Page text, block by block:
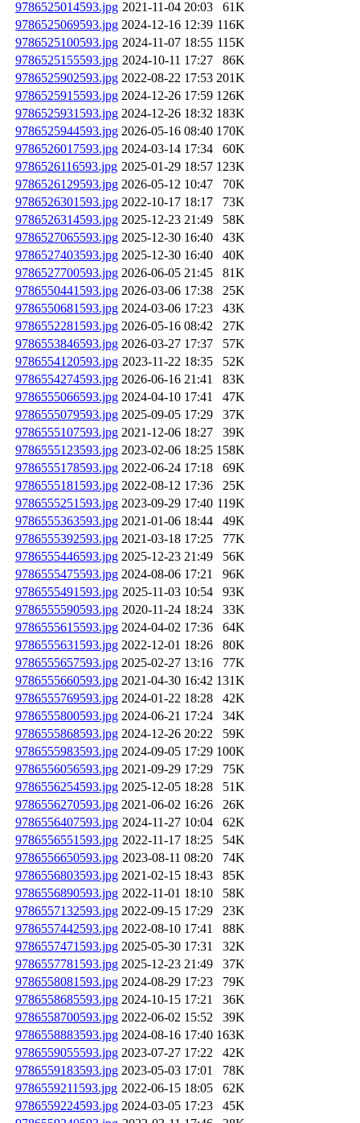
9786525014593.jpg 2021-11-04 20:03
61K
9786525069593.jpg 2024-12-16 12:39 116K
9786525100593.jpg 2024-11-07 18:55 115K
9786525155593.jpg 2024-10-11 17:27
86K
9786525902593.jpg 2022-08-22 17:53 201K
9786525915593.jpg 2024-12-26 17:59 126K
9786525931593.jpg 2024-12-26 18:32 183K
9786525944593.jpg 2026-05-16 08:40 170K
9786526017593.jpg 2024-03-14 17:34
60K
9786526116593.jpg 2025-01-29 18:57 123K
9786526129593.jpg 2026-05-12 10:47
70K
9786526301593.jpg 2022-10-17 18:17
73K
9786526314593.jpg 2025-12-23 21:49
58K
9786527065593.jpg 2025-12-30 16:40
43K
9786527403593.jpg 2025-12-30 16:40
40K
9786527700593.jpg 2026-06-05 21:45
81K
9786550441593.jpg 2026-03-06 17:38
25K
9786550681593.jpg 2024-03-06 17:23
43K
9786552281593.jpg 2026-05-16 08:42
27K
9786553846593.jpg 2026-03-27 17:37
57K
9786554120593.jpg 2023-11-22 18:35
52K
9786554274593.jpg 2026-06-16 21:41
83K
9786555066593.jpg 2024-04-10 17:41
47K
9786555079593.jpg 2025-09-05 17:29
37K
9786555107593.jpg 2021-12-06 18:27
39K
9786555123593.jpg 2023-02-06 18:25 158K
9786555178593.jpg 2022-06-24 17:18
69K
9786555181593.jpg 2022-08-12 17:36
25K
9786555251593.jpg 2023-09-29 17:40 119K
9786555363593.jpg 2021-01-06 18:44
49K
9786555392593.jpg 2021-03-18 17:25
77K
9786555446593.jpg 2025-12-23 21:49
56K
9786555475593.jpg 2024-08-06 17:21
96K
9786555491593.jpg 2025-11-03 10:54
93K
9786555590593.jpg 2020-11-24 18:24
33K
9786555615593.jpg 2024-04-02 17:36
64K
9786555631593.jpg 2022-12-01 18:26
80K
9786555657593.jpg 2025-02-27 13:16
77K
9786555660593.jpg 2021-04-30 16:42 131K
9786555769593.jpg 2024-01-22 18:28
42K
9786555800593.jpg 2024-06-21 17:24
34K
9786555868593.jpg 2024-12-26 20:22
59K
9786555983593.jpg 2024-09-05 17:29 100K
9786556056593.jpg 2021-09-29 17:29
75K
9786556254593.jpg 2025-12-05 18:28
51K
9786556270593.jpg 2021-06-02 16:26
26K
9786556407593.jpg 2024-11-27 10:04
62K
9786556551593.jpg 2022-11-17 18:25
54K
9786556650593.jpg 2023-08-11 08:20
74K
9786556803593.jpg 2021-02-15 18:43
85K
9786556890593.jpg 2022-11-01 18:10
58K
9786557132593.jpg 2022-09-15 17:29
23K
9786557442593.jpg 2022-08-10 17:41
88K
9786557471593.jpg 2025-05-30 17:31
32K
9786557781593.jpg 2025-12-23 21:49
37K
9786558081593.jpg 2024-08-29 17:23
79K
9786558685593.jpg 2024-10-15 17:21
36K
9786558700593.jpg 2022-06-02 15:52
39K
9786558883593.jpg 2024-08-16 17:40 163K
9786559055593.jpg 2023-07-27 17:22
42K
9786559183593.jpg 2023-05-03 17:01
78K
9786559211593.jpg 2022-06-15 18:05
62K
9786559224593.jpg 2024-03-05 17:23
45K